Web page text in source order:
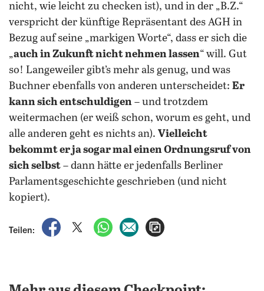
nicht, wie leicht zu checken ist), und in der „B.Z.“
verspricht der künftige Repräsentant des AGH in
Bezug auf seine „markigen Worte“, dass er sich die
„auch in Zukunft nicht nehmen lassen“ will. Gut
so! Langeweiler gibt’s mehr als genug, und was
Buchner ebenfalls von anderen unterscheidet: Er
kann sich entschuldigen – und trotzdem
weitermachen (er weiß schon, worum es geht, und
alle anderen geht es nichts an). Vielleicht
bekommt er ja sogar mal einen Ordnungsruf von
sich selbst – dann hätte er jedenfalls Berliner
Parlamentsgeschichte geschrieben (und nicht
kopiert).
Teilen:
auf Facebook teilen
auf X teilenper WhatsApp teilen
per E-Mail teilen